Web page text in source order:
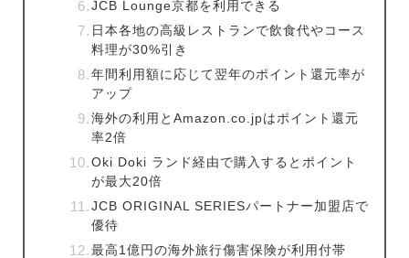
JCB Lounge京都を利用できる
日本各地の高級レストランで飲食代やコース
料理が30%引き
年間利用額に応じて翌年のポイント還元率が
アップ
海外の利用とAmazon.co.jpはポイント還元
率2倍
Oki Doki ランド経由で購入するとポイント
が最大20倍
JCB ORIGINAL SERIESパートナー加盟店で
優待
最高1億円の海外旅行傷害保険が利用付帯